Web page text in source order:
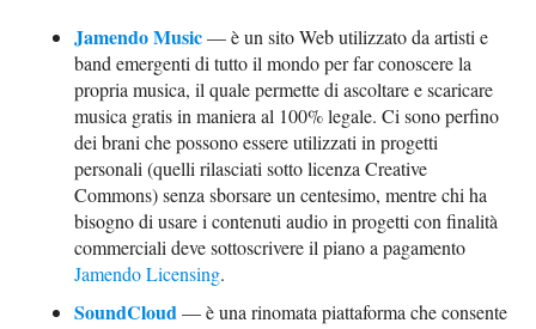
Jamendo Music— è un sito Web utilizzato da artisti e
band emergenti di tutto il mondo per far conoscere la
propria musica, il quale permette di ascoltare e scaricare
musica gratis in maniera al 100% legale. Ci sono perfino
dei brani che possono essere utilizzati in progetti
personali (quelli rilasciati sotto licenza Creative
Commons) senza sborsare un centesimo, mentre chi ha
bisogno di usare i contenuti audio in progetti con finalità
commerciali deve sottoscrivere il piano a pagamento
Jamendo Licensing.
SoundCloud— è una rinomata piattaforma che consente